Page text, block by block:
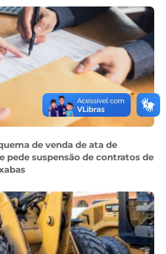
de venda de ata de
pede suspensão de contratos de